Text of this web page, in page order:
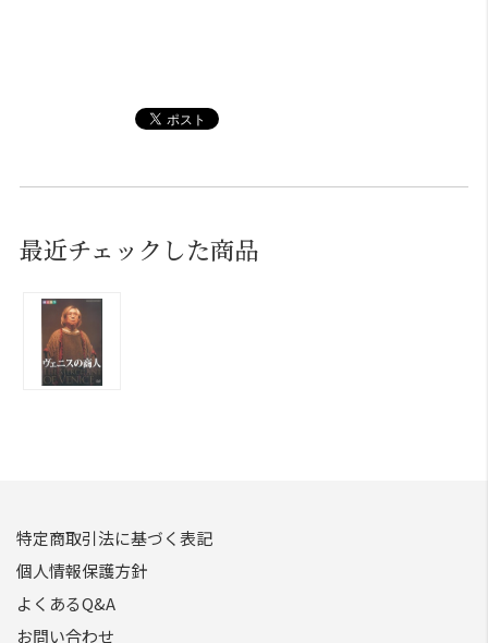
最近チェックした商品
特定商取引法に基づく表記
個人情報保護方針
よくあるQ&A
お問い合わせ